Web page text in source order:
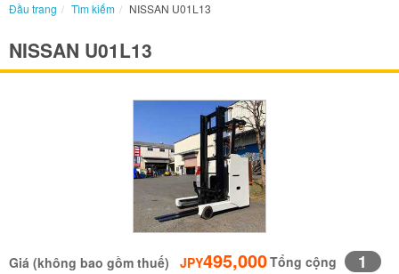
Đầu trang Tìm kiếm NISSAN U01L13
NISSAN U01L13
Giá (không bao gồm thuế) JPY495,000Tổng cộng 1